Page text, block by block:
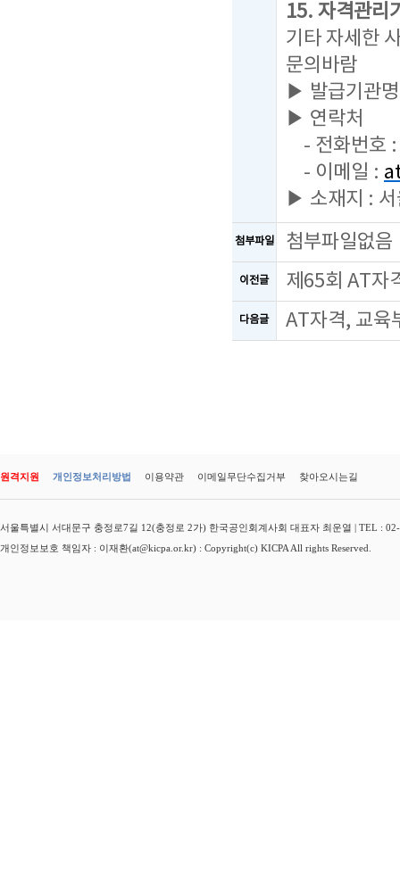
15. 자격관리
기타 자세한
문의바람
▶ 발급기관
▶ 연락처
- 전화번호
- 이메일 :
▶ 소재지 : 서
첨부파일 첨부파일없음
이전글 제65회 AT자
다음글 AT자격, 교육
원격지원 개인정보처리방법 이용약관 이메일무단수집거부 찾아오시는길
서울특별시 서대문구 충정로7길 12(충정로 2가) 한국공인회계사회 대표자 최운열 | TEL :
개인정보보호 책임자 : 이재환(at@kicpa.or.kr) : Copyright(c) KICPA All rights Reserved.